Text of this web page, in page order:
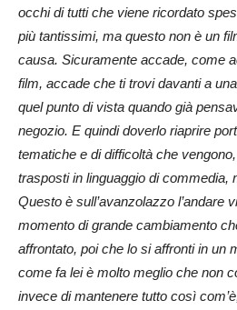
occhi di tutti che viene ricordato
più tantissimi, ma questo non è un
causa. Sicuramente accade, come
film, accade che ti trovi davanti a
quel punto di vista quando già
negozio. E quindi doverlo riaprire
tematiche e di difficoltà che
trasposti in linguaggio di
Questo è sull’avanzolazzo l’andare
momento di grande cambiamento
affrontato, poi che lo si affronti in un
come fa lei è molto meglio che non
invece di mantenere tutto così